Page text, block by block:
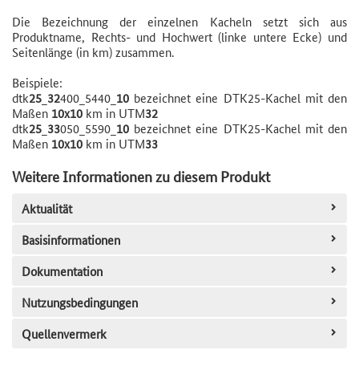
Die Bezeichnung der einzelnen Kacheln setzt sich aus
Produktname, Rechts- und Hochwert (linke untere Ecke) und
Seitenlänge (in km) zusammen.
Beispiele:
dtk25 32400_5440_ 10 bezeichnet eine DTK25-Kachel mit den
Maßen 10x10 km in UTM32
dtk25 33050_5590_ 10 bezeichnet eine DTK25-Kachel mit den
Maßen 10x10 km in UTM33
Weitere Informationen zu diesem Produkt
Aktualität
Basisinformationen
Dokumentation
Nutzungsbedingungen
Quellenvermerk